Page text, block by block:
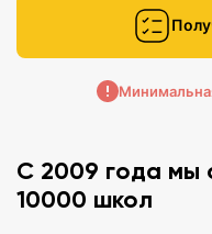
С 2009 года мы
10000 школ